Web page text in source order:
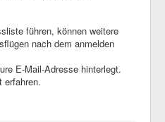
führen, können weitere
nach dem anmelden
E-Mail-Adresse hinterlegt.
erfahren.